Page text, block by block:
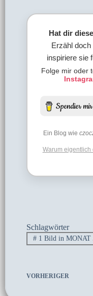
Hat dir
Erzähl
inspiriere sie
Folge mir oder
Ein Blog wie
Warum eigentlich
Schlagwörter
#1 Bild in MONAT
VORHERIGER